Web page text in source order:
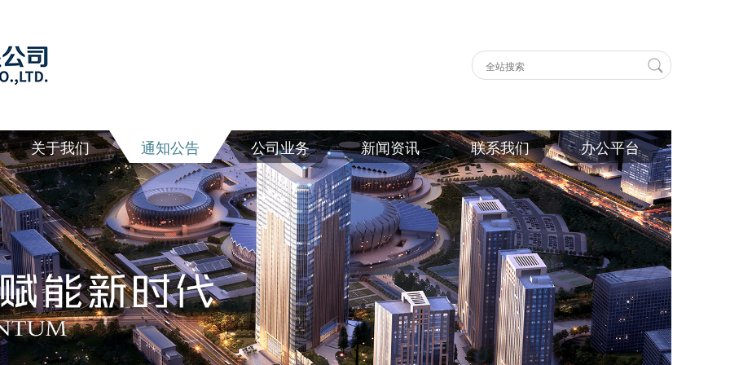
关于我们 通知公告 公司业务 新闻资讯 联系我们 办公平台